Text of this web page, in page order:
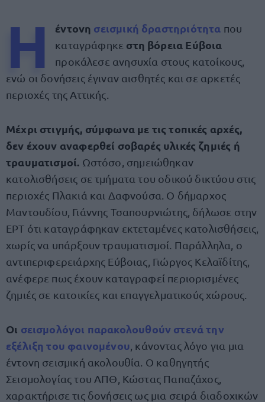
Η έντονη σεισμική δραστηριότητα που
καταγράφηκε στη βόρεια Εύβοια
προκάλεσε ανησυχία στους κατοίκους,
ενώ οι δονήσεις έγιναν αισθητές και σε αρκετές
περιοχές της Αττικής.
Μέχρι στιγμής, σύμφωνα με τις τοπικές αρχές,
δεν έχουν αναφερθεί σοβαρές υλικές ζημιές ή
τραυματισμοί. Ωστόσο, σημειώθηκαν
κατολισθήσεις σε τμήματα του οδικού δικτύου στις
περιοχές Πλακιά και Δαφνούσα. Ο δήμαρχος
Μαντουδίου, Γιάννης Τσαπουρνιώτης, δήλωσε στην
ΕΡΤ ότι καταγράφηκαν εκτεταμένες κατολισθήσεις,
χωρίς να υπάρξουν τραυματισμοί. Παράλληλα, ο
αντιπεριφερειάρχης Εύβοιας, Γιώργος Κελαϊδίτης,
ανέφερε πως έχουν καταγραφεί περιορισμένες
ζημιές σε κατοικίες και επαγγελματικούς χώρους.
Οι σεισμολόγοι παρακολουθούν στενά την
εξέλιξη του φαινομένου , κάνοντας λόγο για μια
έντονη σεισμική ακολουθία. Ο καθηγητής
Σεισμολογίας του ΑΠΘ, Κώστας Παπαζάχος,
χαρακτήρισε τις δονήσεις ως μια σειρά διαδοχικών